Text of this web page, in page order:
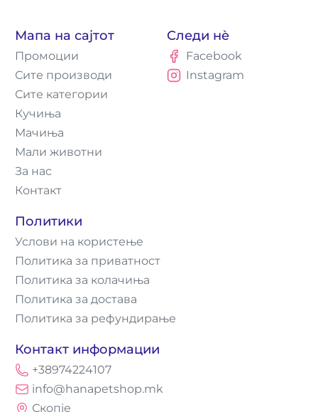
Мапа на сајтот
Промоции
Сите производи
Сите категории
Кучиња
Мачиња
Мали животни
За нас
Контакт
Политики
Услови на користење
Политика за приватност
Политика за колачиња
Политика за достава
Политика за рефундирање
Контакт информации
+38974224107
info@hanapetshop.mk
Скопје
Следи нè
Facebook
Instagram